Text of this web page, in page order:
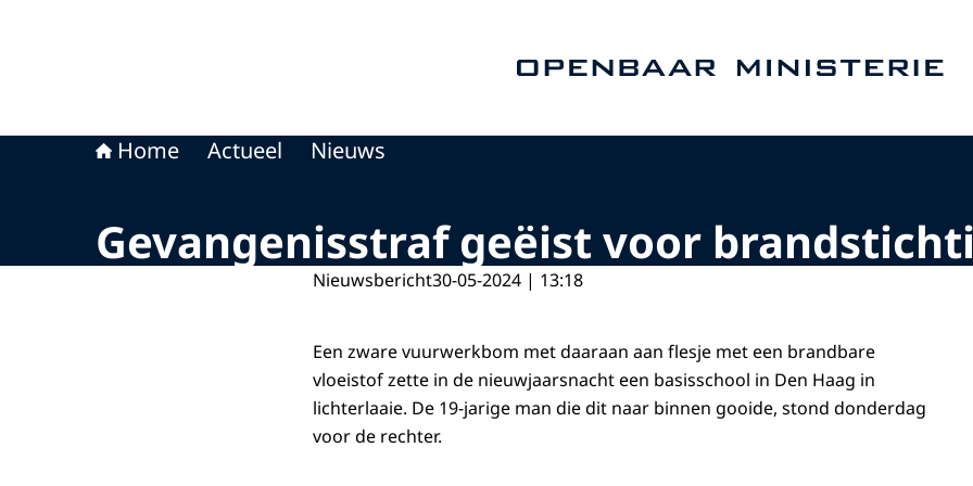
Home Actueel Nieuws
Gevangenisstraf geëist voor
Nieuwsbericht30-05-2024 | 13:18
Een zware vuurwerkbom met daaraan aan flesje met een brandbare
vloeistof zette in de nieuwjaarsnacht een basisschool in Den Haag in
lichterlaaie. De 19-jarige man die dit naar binnen gooide, stond donderdag
voor de rechter.